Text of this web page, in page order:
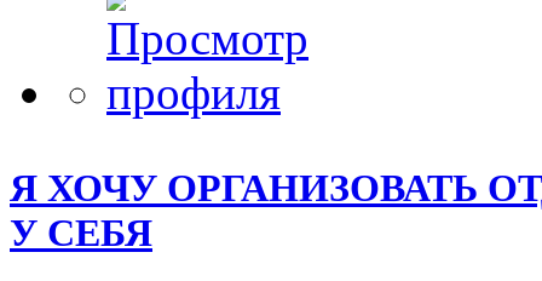
Я ХОЧУ ОРГАНИЗОВАТЬ
У СЕБЯ